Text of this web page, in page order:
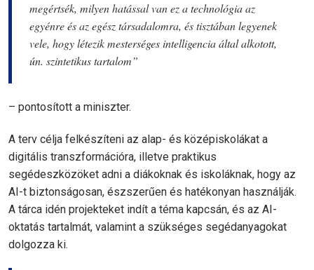
megértsék, milyen hatással van ez a technológia az
egyénre és az egész társadalomra, és tisztában legyenek
vele, hogy létezik mesterséges intelligencia által alkotott,
ún. szintetikus tartalom”
– pontosított a miniszter.
A terv célja felkészíteni az alap- és középiskolákat a
digitális transzformációra, illetve praktikus
segédeszközöket adni a diákoknak és iskoláknak, hogy az
AI-t biztonságosan, észszerűen és hatékonyan használják.
A tárca idén projekteket indít a téma kapcsán, és az AI-
oktatás tartalmát, valamint a szükséges segédanyagokat
dolgozza ki.